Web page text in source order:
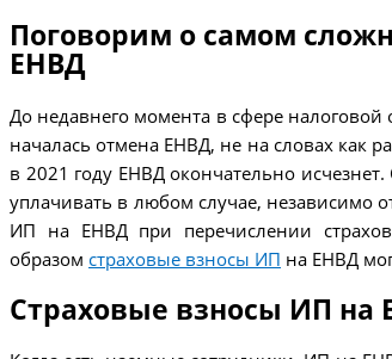
Поговорим о самом
ЕНВД
До недавнего момента в сфере
началась отмена ЕНВД, не на словах как
в 2021 году ЕНВД окончательно
уплачивать в любом случае, независимо
ИП на ЕНВД при перечислении
образом страховые взносы ИП на ЕНВД
Страховые взносы ИП на